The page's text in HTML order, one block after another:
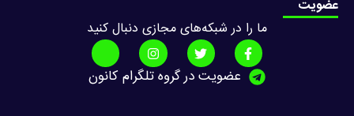
عضویت
ما را در شبکه‌های مجازی دنبال کنید
عضویت در گروه تلگرام کانون